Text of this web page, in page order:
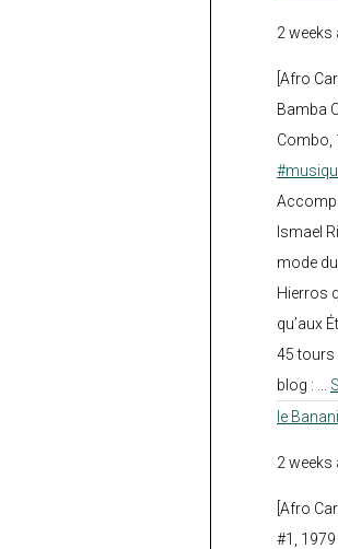
2 weeks
[Afro
Bamba
Combo,
Ismael
mode
Hierros
qu’aux
45 tours
blog :
le
2 weeks
[Afro
#1,